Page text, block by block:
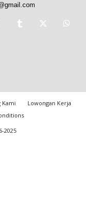
Kami
Lowongan Kerja
2025